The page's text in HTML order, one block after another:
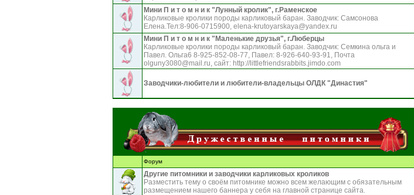
Мини П и т о м н и к "Лунный кролик", г.Раменское
Карликовые кролики породы карликовый баран. Заводчик: Самсонова
Елена.Тел:8-906-0715900, elena-krutoyarskaya@yandex.ru
Мини П и т о м н и к "Маленькие друзья", г.Люберцы
Карликовые кролики породы карликовый баран. Заводчик: Семкина ольга и
Павел. Ольга6 8-925-852-08-77, Павел: 8-926-640-93-91, Почта
olguny3080@mail.ru, сайт: http://littlefriendsrabbits.jimdo.com
Заводчики-любители и любители-владельцы ОЛДК "Династия"
Форум
Другие питомники и заводчики карликовых кроликов
Разместить тему о своём питомнике можно всем желающим с обязательным
размещением нашего баннера у себя на главной странице сайта.